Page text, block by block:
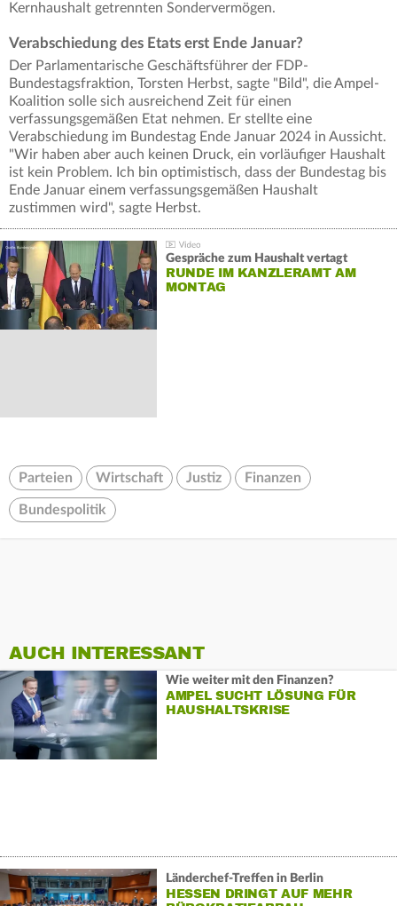
Kernhaushalt getrennten Sondervermögen.
Verabschiedung des Etats erst Ende Januar?
Der Parlamentarische Geschäftsführer der FDP-
Bundestagsfraktion, Torsten Herbst, sagte "Bild", die Ampel-
Koalition solle sich ausreichend Zeit für einen
verfassungsgemäßen Etat nehmen. Er stellte eine
Verabschiedung im Bundestag Ende Januar 2024 in Aussicht.
"Wir haben aber auch keinen Druck, ein vorläufiger Haushalt
ist kein Problem. Ich bin optimistisch, dass der Bundestag bis
Ende Januar einem verfassungsgemäßen Haushalt
zustimmen wird", sagte Herbst.
Gespräche zum Haushalt vertagt
RUNDE IM KANZLERAMT AM
MONTAG
Parteien Wirtschaft Justiz Finanzen
Bundespolitik
AUCH INTERESSANT
Wie weiter mit den Finanzen?
AMPEL SUCHT LÖSUNG FÜR
HAUSHALTSKRISE
Länderchef-Treffen in Berlin
HESSEN DRINGT AUF MEHR